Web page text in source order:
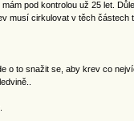
pod kontrolou už 25 let.
musí cirkulovat v těch částech
o to snažit se, aby krev co